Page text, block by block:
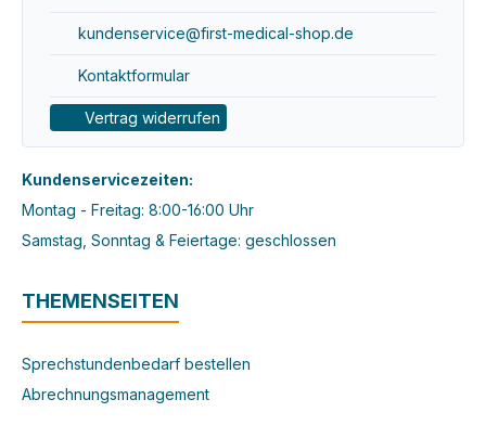
kundenservice@first-medical-shop.de
Kontaktformular
Vertrag widerrufen
Kundenservicezeiten:
Montag - Freitag: 8:00-16:00 Uhr
Samstag, Sonntag & Feiertage: geschlossen
THEMENSEITEN
Sprechstundenbedarf bestellen
Abrechnungsmanagement